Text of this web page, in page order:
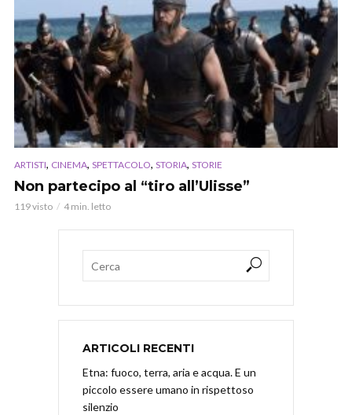
ARTISTI, CINEMA, SPETTACOLO, STORIA, STORIE
Non partecipo al “tiro all’Ulisse”
119 visto 4 min. letto
ARTICOLI RECENTI
Etna: fuoco, terra, aria e acqua. E un
piccolo essere umano in rispettoso
silenzio